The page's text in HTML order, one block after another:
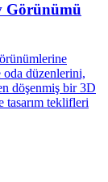
Görünümü
oda düzenlerini,
döşenmiş bir 3D
tasarım teklifleri